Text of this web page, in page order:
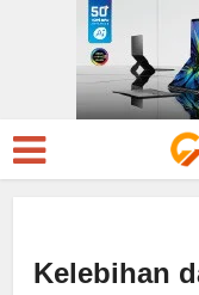
Kelebihan